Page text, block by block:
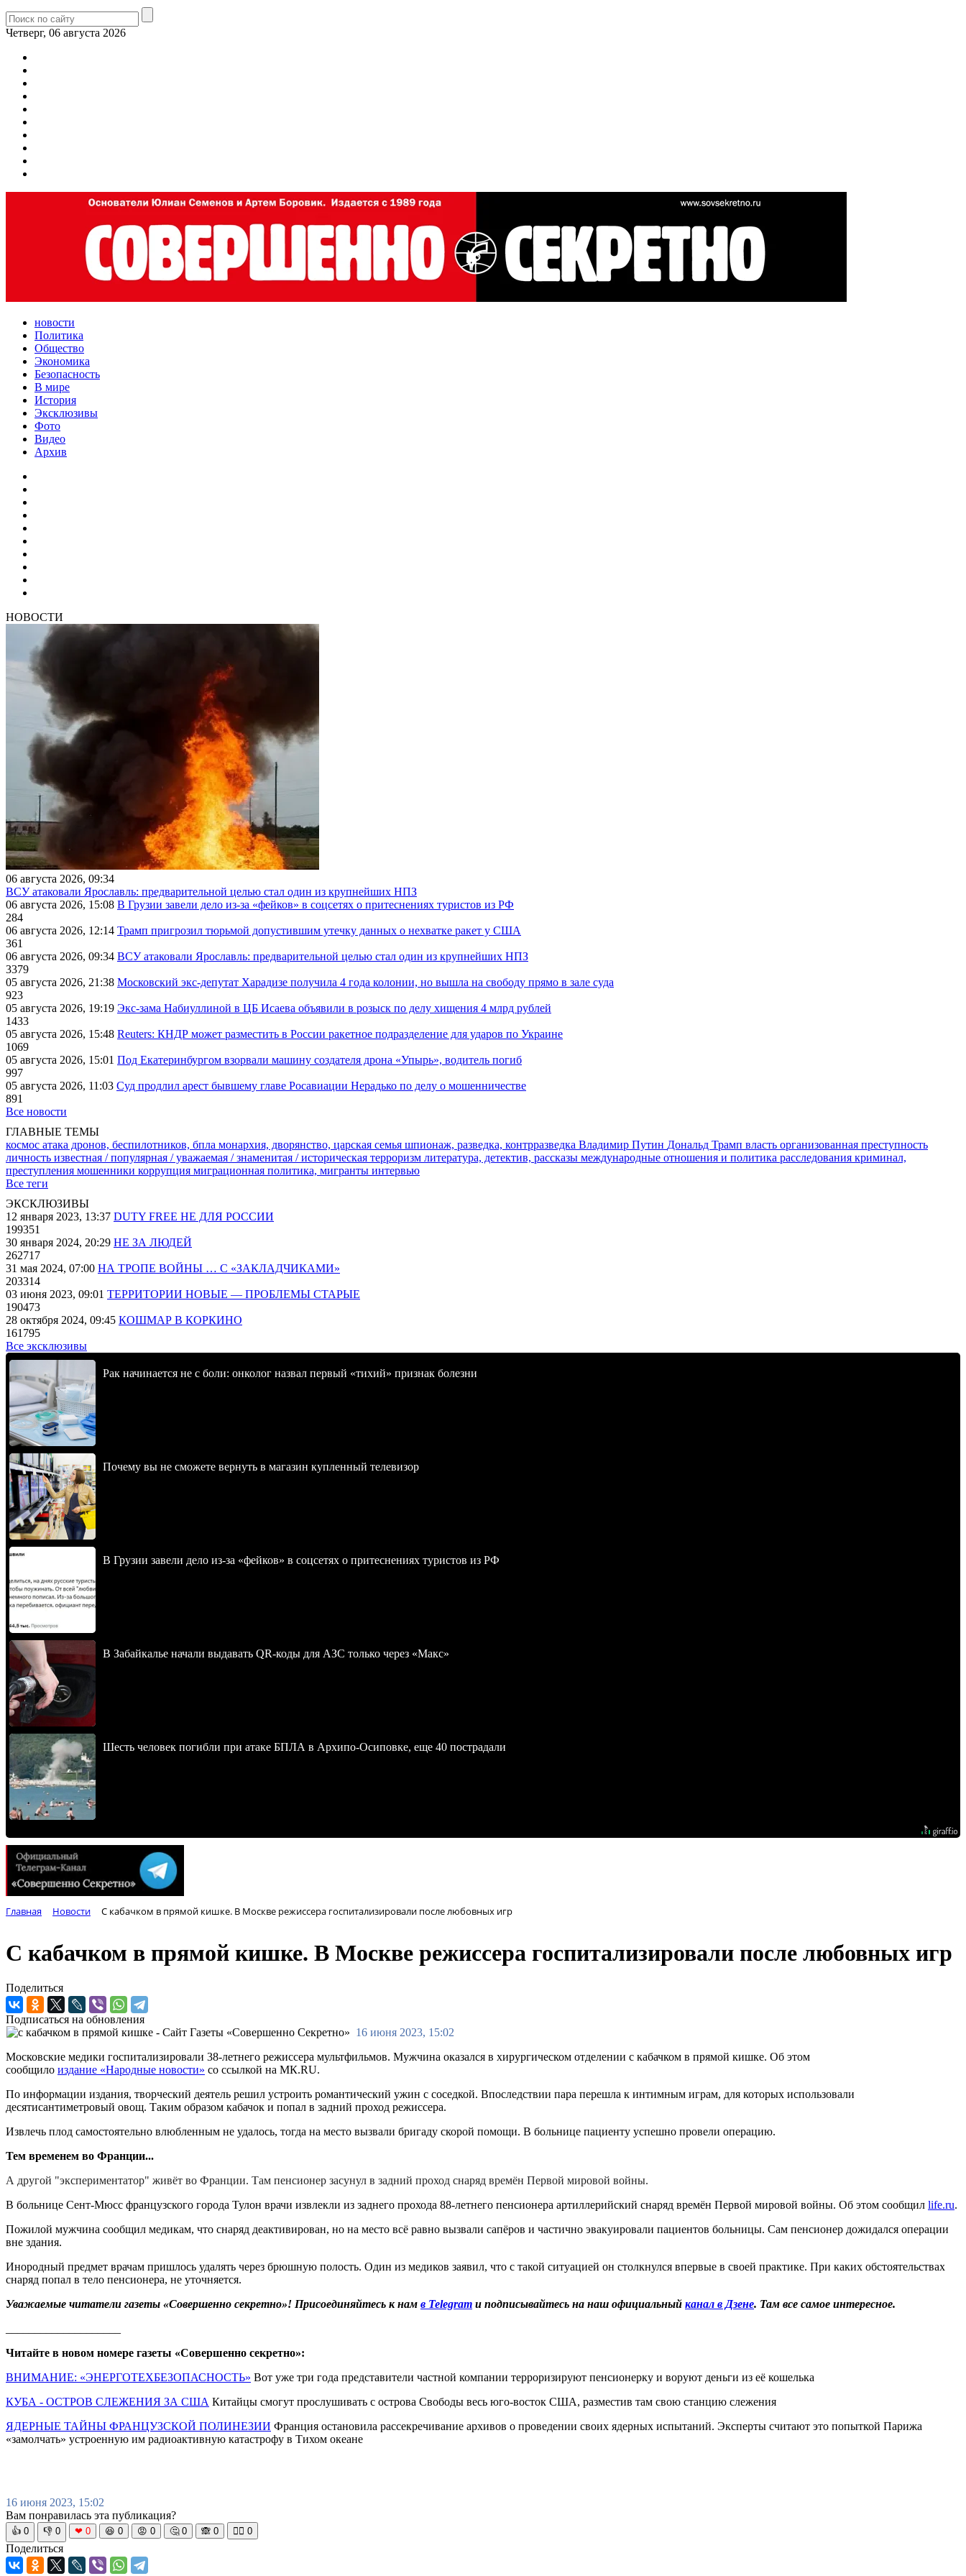
Четверг, 06 августа 2026
новости
Политика
Общество
Экономика
Безопасность
В мире
История
Эксклюзивы
Фото
Видео
Архив
НОВОСТИ
06 августа 2026, 09:34
ВСУ атаковали Ярославль: предварительной целью стал один из крупнейших НПЗ
06 августа 2026, 15:08 В Грузии завели дело из-за «фейков» в соцсетях о притеснениях туристов из РФ
284
06 августа 2026, 12:14 Трамп пригрозил тюрьмой допустившим утечку данных о нехватке ракет у США
361
06 августа 2026, 09:34 ВСУ атаковали Ярославль: предварительной целью стал один из крупнейших НПЗ
3379
05 августа 2026, 21:38 Московский экс-депутат Харадизе получила 4 года колонии, но вышла на свободу прямо в зале суда
923
05 августа 2026, 19:19 Экс-зама Набиуллиной в ЦБ Исаева объявили в розыск по делу хищения 4 млрд рублей
1433
05 августа 2026, 15:48 Reuters: КНДР может разместить в России ракетное подразделение для ударов по Украине
1069
05 августа 2026, 15:01 Под Екатеринбургом взорвали машину создателя дрона «Упырь», водитель погиб
997
05 августа 2026, 11:03 Суд продлил арест бывшему главе Росавиации Нерадько по делу о мошенничестве
891
Все новости
ГЛАВНЫЕ ТЕМЫ
космос атака дронов, беспилотников, бпла монархия, дворянство, царская семья шпионаж, разведка, контрразведка Владимир Путин Дональд Трамп власть организованная преступность
личность известная / популярная / уважаемая / знаменитая / историческая терроризм литература, детектив, рассказы международные отношения и политика расследования криминал,
преступления мошенники коррупция миграционная политика, мигранты интервью
Все теги
ЭКСКЛЮЗИВЫ
12 января 2023, 13:37 DUTY FREE НЕ ДЛЯ РОССИИ
199351
30 января 2024, 20:29 НЕ ЗА ЛЮДЕЙ
262717
31 мая 2024, 07:00 НА ТРОПЕ ВОЙНЫ … С «ЗАКЛАДЧИКАМИ»
203314
03 июня 2023, 09:01 ТЕРРИТОРИИ НОВЫЕ — ПРОБЛЕМЫ СТАРЫЕ
190473
28 октября 2024, 09:45 КОШМАР В КОРКИНО
161795
Все эксклюзивы
Рак начинается не с боли: онколог назвал первый «тихий» признак болезни
Почему вы не сможете вернуть в магазин купленный телевизор
В Грузии завели дело из-за «фейков» в соцсетях о притеснениях туристов из РФ
В Забайкалье начали выдавать QR-коды для АЗС только через «Макс»
Шесть человек погибли при атаке БПЛА в Архипо-Осиповке, еще 40 пострадали
Главная Новости С кабачком в прямой кишке. В Москве режиссера госпитализировали после любовных игр
С кабачком в прямой кишке. В Москве режиссера госпитализировали после любовных игр
Поделиться
Подписаться на обновления
16 июня 2023, 15:02
Московские медики госпитализировали 38-летнего режиссера мультфильмов. Мужчина оказался в хирургическом отделении с кабачком в прямой кишке. Об этом
сообщило издание «Народные новости» со ссылкой на МК.RU.
По информации издания, творческий деятель решил устроить романтический ужин с соседкой. Впоследствии пара перешла к интимным играм, для которых использовали
десятисантиметровый овощ. Таким образом кабачок и попал в задний проход режиссера.
Извлечь плод самостоятельно влюбленным не удалось, тогда на место вызвали бригаду скорой помощи. В больнице пациенту успешно провели операцию.
Тем временем во Франции...
А другой "экспериментатор" живёт во Франции. Там пенсионер засунул в задний проход снаряд времён Первой мировой войны.
В больнице Сент-Мюсс французского города Тулон врачи извлекли из заднего прохода 88-летнего пенсионера артиллерийский снаряд времён Первой мировой войны. Об этом сообщил life.ru.
Пожилой мужчина сообщил медикам, что снаряд деактивирован, но на место всё равно вызвали сапёров и частично эвакуировали пациентов больницы. Сам пенсионер дожидался операции
вне здания.
Инородный предмет врачам пришлось удалять через брюшную полость. Один из медиков заявил, что с такой ситуацией он столкнулся впервые в своей практике. При каких обстоятельствах
снаряд попал в тело пенсионера, не уточняется.
Уважаемые читатели газеты «Совершенно секретно»! Присоединяйтесь к нам в Telegram и подписывайтесь на наш официальный канал в Дзене. Там все самое интересное.
Читайте в новом номере газеты «Совершенно секретно»:
ВНИМАНИЕ: «ЭНЕРГОТЕХБЕЗОПАСНОСТЬ» Вот уже три года представители частной компании терроризируют пенсионерку и воруют деньги из её кошелька
КУБА - ОСТРОВ СЛЕЖЕНИЯ ЗА США Китайцы смогут прослушивать с острова Свободы весь юго-восток США, разместив там свою станцию слежения
ЯДЕРНЫЕ ТАЙНЫ ФРАНЦУЗСКОЙ ПОЛИНЕЗИИ Франция остановила рассекречивание архивов о проведении своих ядерных испытаний. Эксперты считают это попыткой Парижа
«замолчать» устроенную им радиоактивную катастрофу в Тихом океане
16 июня 2023, 15:02
Вам понравилась эта публикация?
👍 0 👎 0 ❤ 0 😆 0 😡 0 🤔 0 🙈 0 🧘‍♀️ 0
Поделиться